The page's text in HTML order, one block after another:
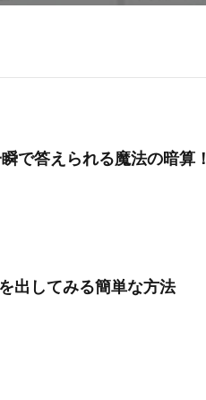
で答えられる魔法の暗算！
出してみる簡単な方法